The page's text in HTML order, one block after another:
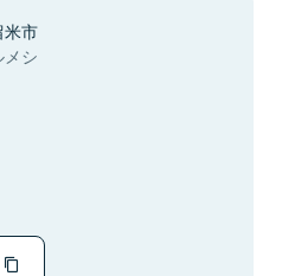
米市
メシ